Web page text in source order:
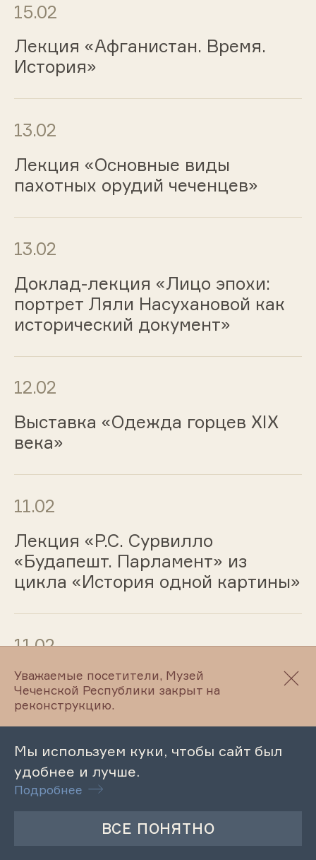
15.02
Лекция «Афганистан. Время.
История»
13.02
Лекция «Основные виды
пахотных орудий чеченцев»
13.02
Доклад-лекция «Лицо эпохи:
портрет Ляли Насухановой как
исторический документ»
12.02
Выставка «Одежда горцев ХIХ
века»
11.02
Лекция «Р.С. Сурвилло
«Будапешт. Парламент» из
цикла «История одной картины»
11.02
Духовно-патриотический час
«Истоки нашей нравственности»
10.02
Музейный урок «История
Братской могилы бойцам 11
Красной Армии в станице
Уважаемые посетители, Музей
Чеченской Республики закрыт на
реконструкцию.
Мы используем куки, чтобы сайт был
удобнее и лучше.
Подробнее